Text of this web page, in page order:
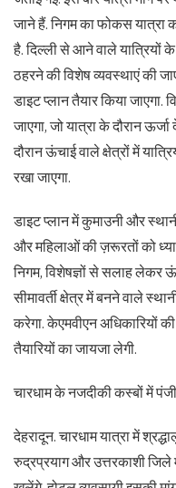
जाने हैं. निगम का फोकस यात्रा
है. दिल्ली से आने वाले यात्रियों
ठहरने की विशेष व्यवस्थाएं की
डाइट प्लान तैयार किया जाएगा.
जाएगा, जो यात्रा के दौरान
दौरान ऊंचाई वाले क्षेत्रों में
रखा जाएगा.
डाइट प्लान में कुमाउनी और
और महिलाओं की ज़रूरतों को
निगम, विशेषज्ञों से सलाह लेकर
सीमावर्ती क्षेत्र में बनने वाले
करेगा. केएमवीएन अधिकारियों
तैयारियों का जायजा लेगी.
चारधाम के नजदीकी कस्बों में
देहरादून. चारधाम यात्रा में
रुद्रप्रयाग और उत्तरकाशी